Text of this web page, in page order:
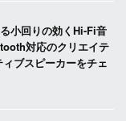
小回りの効くHi-Fi音
対応のクリエイテ
ブスピーカーをチェ